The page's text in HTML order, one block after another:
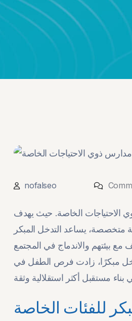
nofalseo
الاحتياجات الخاصة. حيث يهدف
متخصصة، يساعد التدخل المبكر
مع بيئتهم والاندماج في المجتمع
مبكرًا، زادت فرص الطفل في
للفئات الخاصة